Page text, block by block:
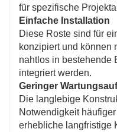
für spezifische
Einfache Installation
Diese Roste sind für
konzipiert und können
nahtlos in bestehende
integriert werden.
Geringer
Die langlebige
Notwendigkeit
erhebliche langfristige